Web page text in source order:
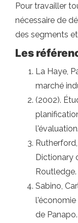
Pour travailler
nécessaire de
des segments
Les
La Haye,
marché
(2002).
Dictionary
Routledge.
Sabino,
l'économie
de Panapo.